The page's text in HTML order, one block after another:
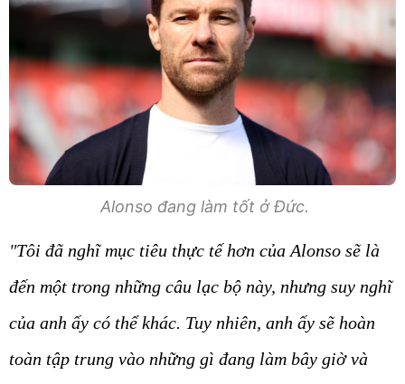
Alonso đang làm tốt ở Đức.
"Tôi đã nghĩ mục tiêu thực tế hơn của Alonso sẽ là
đến một trong những câu lạc bộ này, nhưng suy nghĩ
của anh ấy có thể khác. Tuy nhiên, anh ấy sẽ hoàn
toàn tập trung vào những gì đang làm bây giờ và